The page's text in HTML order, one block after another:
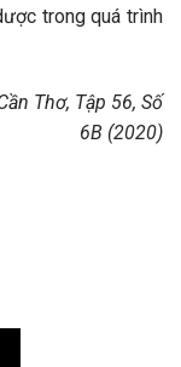
trong quá trình
Thơ, Tập 56, Số
6B (2020)